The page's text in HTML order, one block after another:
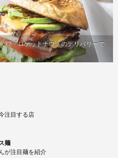
!?「ロケットナウ」のデリバリーで
注目する店
麺
が注目麺を紹介